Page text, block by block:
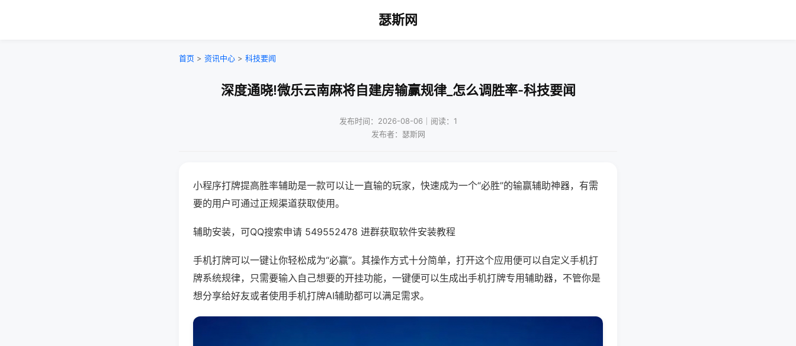
瑟斯网
首页 > 资讯中心 > 科技要闻
深度通晓!微乐云南麻将自建房输赢规律_怎么调胜率-科技要闻
发布时间：2026-08-06｜阅读：1
发布者：瑟斯网
小程序打牌提高胜率辅助是一款可以让一直输的玩家，快速成为一个“必胜”的输赢辅助神器，有需
要的用户可通过正规渠道获取使用。
辅助安装，可QQ搜索申请 549552478 进群获取软件安装教程
手机打牌可以一键让你轻松成为“必赢”。其操作方式十分简单，打开这个应用便可以自定义手机打
牌系统规律，只需要输入自己想要的开挂功能，一键便可以生成出手机打牌专用辅助器，不管你是
想分享给好友或者使用手机打牌AI辅助都可以满足需求。